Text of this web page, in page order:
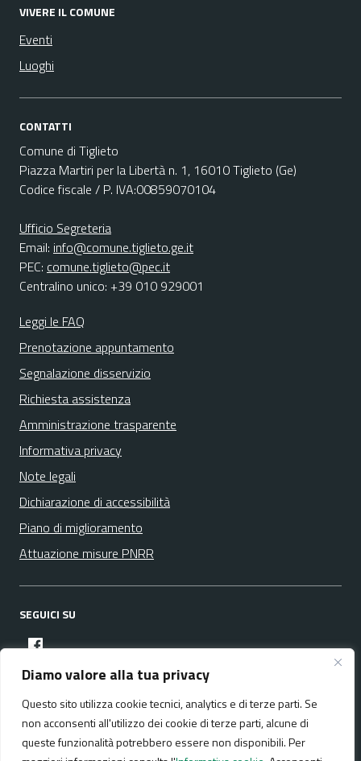
Diamo valore alla tua privacy
Questo sito utilizza cookie tecnici, analytics e di terze parti. Se
non acconsenti all'utilizzo dei cookie di terze parti, alcune di
queste funzionalità potrebbero essere non disponibili. Per
VIVERE IL COMUNE
Eventi
Luoghi
CONTATTI
Comune di Tiglieto
Piazza Martiri per la Libertà n. 1, 16010 Tiglieto (Ge)
Codice fiscale / P. IVA:00859070104
Ufficio Segreteria
Email: info@comune.tiglieto.ge.it
PEC: comune.tiglieto@pec.it
Centralino unico: +39 010 929001
Leggi le FAQ
Prenotazione appuntamento
Segnalazione disservizio
Richiesta assistenza
Amministrazione trasparente
Informativa privacy
Note legali
Dichiarazione di accessibilità
Piano di miglioramento
Attuazione misure PNRR
SEGUICI SU
facebook
Media policy Mappa del sito